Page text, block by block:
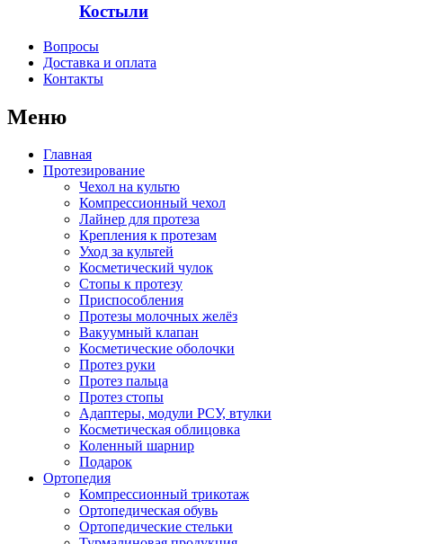
Костыли
Вопросы
Доставка и оплата
Контакты
Меню
Главная
Протезирование
Чехол на культю
Компрессионный чехол
Лайнер для протеза
Крепления к протезам
Уход за культей
Косметический чулок
Стопы к протезу
Приспособления
Протезы молочных желёз
Вакуумный клапан
Косметические оболочки
Протез руки
Протез пальца
Протез стопы
Адаптеры, модули РСУ, втулки
Косметическая облицовка
Коленный шарнир
Подарок
Ортопедия
Компрессионный трикотаж
Ортопедическая обувь
Ортопедические стельки